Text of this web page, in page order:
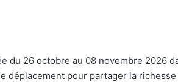
du 26 octobre au 08 novembre 2026
déplacement pour partager la